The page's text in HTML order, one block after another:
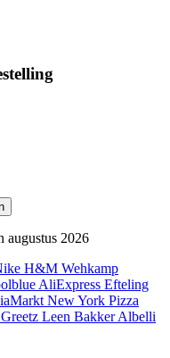
augustus 2026
H&M Wehkamp
AliExpress Efteling
New York Pizza
Greetz Leen BakkerAlbelli